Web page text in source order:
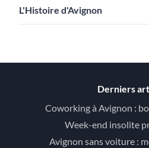
L'Histoire d'Avignon
Derniers
Coworking à Avignon :
Week-end insolite
Avignon sans voiture :